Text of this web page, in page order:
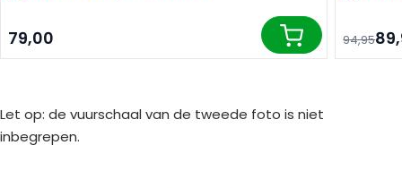
79,00
In winkelwagen
94,95
Let op: de vuurschaal van de tweede foto is niet
inbegrepen.